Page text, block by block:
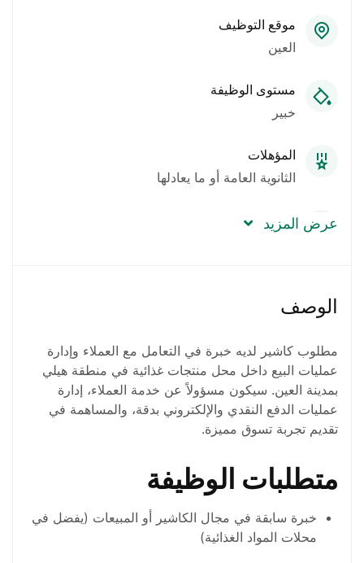
موقع التوظيف
العين
مستوى الوظيفة
خبير
المؤهلات
الثانوية العامة أو ما يعادلها
العدد المطلوب
ذكر
عرض المزيد
الوصف
مطلوب كاشير لديه خبرة في التعامل مع العملاء وإدارة
عمليات البيع داخل محل منتجات غذائية في منطقة هيلي
بمدينة العين. سيكون مسؤولاً عن خدمة العملاء، إدارة
عمليات الدفع النقدي والإلكتروني بدقة، والمساهمة في
تقديم تجربة تسوق مميزة.
متطلبات الوظيفة
خبرة سابقة في مجال الكاشير أو المبيعات (يفضل في
محلات المواد الغذائية)